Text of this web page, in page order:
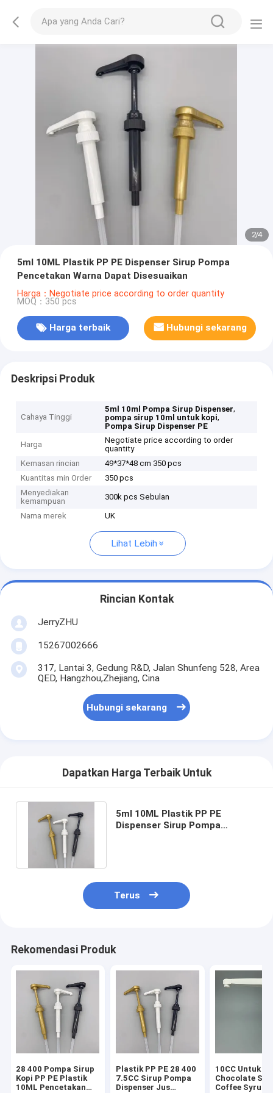
2/4
5ml 10ML Plastik PP PE Dispenser Sirup Pompa
Pencetakan Warna Dapat Disesuaikan
Harga：Negotiate price according to order quantity
MOQ：350 pcs
Harga terbaik Hubungi sekarang
Deskripsi Produk
Cahaya Tinggi
5ml 10ml Pompa Sirup Dispenser,
pompa sirup 10ml untuk kopi,
Pompa Sirup Dispenser PE
Harga
Negotiate price according to order
quantity
Kemasan rincian
49*37*48 cm 350 pcs
Kuantitas min Order
350 pcs
Menyediakan
kemampuan
300k pcs Sebulan
Nama merek UK
Lihat Lebih
Rincian Kontak
JerryZHU
15267002666
317, Lantai 3, Gedung R&D, Jalan Shunfeng 528, Area
QED, Hangzhou,Zhejiang, Cina
Hubungi sekarang
Dapatkan Harga Terbaik Untuk
5ml 10ML Plastik PP PE
Dispenser Sirup Pompa
Terus
Rekomendasi Produk
28 400 Pompa Sirup
Kopi PP PE Plastik
10ML Pencetakan
Plastik PP PE 28 400
7.5CC Sirup Pompa
Dispenser Jus
10CC Untuk
Chocolate
Coffee Syrup